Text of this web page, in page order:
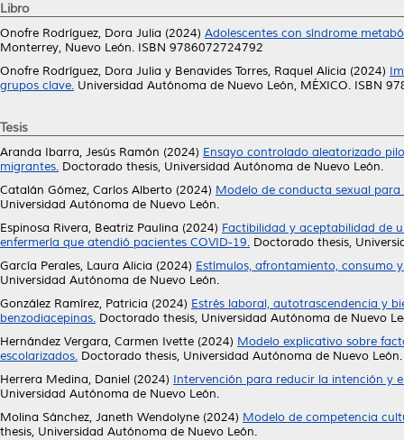
Libro
Onofre Rodríguez, Dora Julia (2024) Adolescentes con síndrome
Monterrey, Nuevo León. ISBN 9786072724792
Onofre Rodríguez, Dora Julia y Benavides Torres, Raquel Alicia (2024)
grupos clave. Universidad Autónoma de Nuevo León, MÉXICO. ISBN
Tesis
Aranda Ibarra, Jesús Ramón (2024) Ensayo controlado aleatorizado
migrantes. Doctorado thesis, Universidad Autónoma de Nuevo León.
Catalán Gómez, Carlos Alberto (2024) Modelo de conducta sexual para
Universidad Autónoma de Nuevo León.
Espinosa Rivera, Beatriz Paulina (2024) Factibilidad y aceptabilidad de
enfermería que atendió pacientes COVID-19. Doctorado thesis,
García Perales, Laura Alicia (2024) Estímulos, afrontamiento, consumo
Universidad Autónoma de Nuevo León.
González Ramírez, Patricia (2024) Estrés laboral, autotrascendencia y
benzodiacepinas. Doctorado thesis, Universidad Autónoma de Nuevo
Hernández Vergara, Carmen Ivette (2024) Modelo explicativo sobre
escolarizados. Doctorado thesis, Universidad Autónoma de Nuevo León.
Herrera Medina, Daniel (2024) Intervención para reducir la intención y
Universidad Autónoma de Nuevo León.
Molina Sánchez, Janeth Wendolyne (2024) Modelo de competencia
thesis, Universidad Autónoma de Nuevo León.